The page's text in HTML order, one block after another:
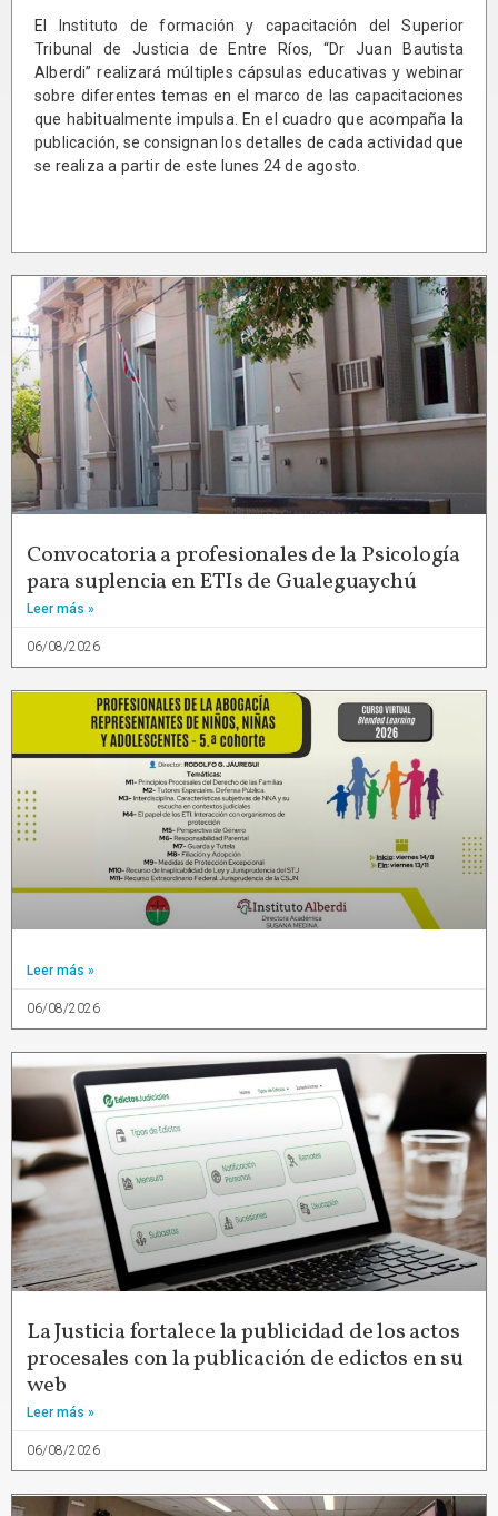
El Instituto de formación y capacitación del Superior
Tribunal de Justicia de Entre Ríos, “Dr Juan Bautista
Alberdi” realizará múltiples cápsulas educativas y webinar
sobre diferentes temas en el marco de las capacitaciones
que habitualmente impulsa. En el cuadro que acompaña la
publicación, se consignan los detalles de cada actividad que
se realiza a partir de este lunes 24 de agosto.
Convocatoria a profesionales de la Psicología
para suplencia en ETIs de Gualeguaychú
Leer más »
06/08/2026
Leer más »
06/08/2026
La Justicia fortalece la publicidad de los actos
procesales con la publicación de edictos en su
web
Leer más »
06/08/2026